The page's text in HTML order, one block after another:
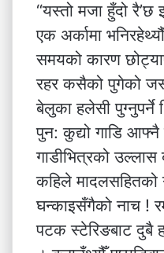
“यस्तो मजा हुँदो
एक अर्कामा
समयको कारण
रहर कसैको पुगेको
बेलुका हलेसी
पुन: कुद्यो गाडि आफ्नै
गाडीभित्रको उल्लास
कहिले मादलसहितको
घन्काइसँगैको नाच !
पटक स्टेरिङबाट दुबै